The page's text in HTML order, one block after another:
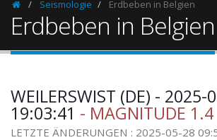
HomepageSeismologie Erdbeben in Belgien
Erdbeben in Belgien
WEILERSWIST (DE) - 2025-
19:03:41 - MAGNITUDE 1.4
LETZTE ÄNDERUNGEN : 2025-05-28